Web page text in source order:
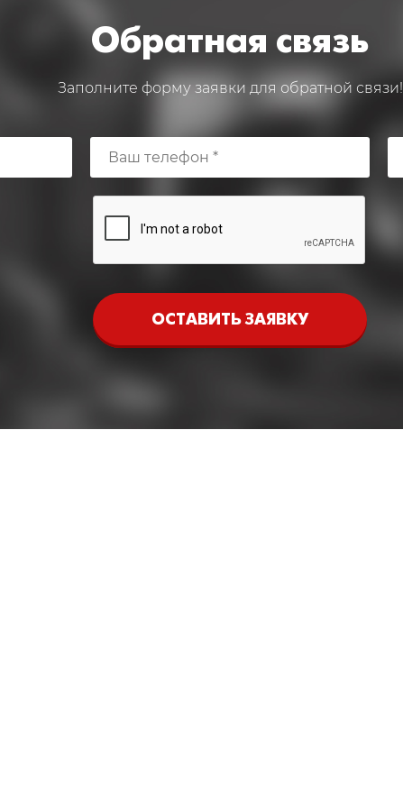
Обратная связь
Заполните форму заявки для обратной связи!
ОСТАВИТЬ ЗАЯВКУ